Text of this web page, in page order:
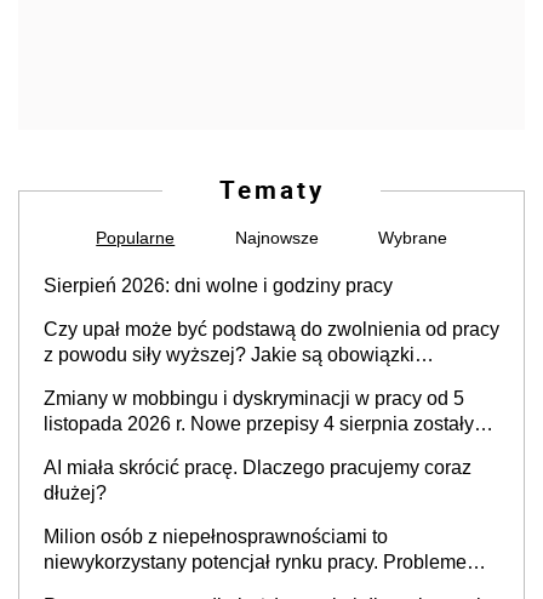
Tematy
Popularne Najnowsze Wybrane
Sierpień 2026: dni wolne i godziny pracy
Czy upał może być podstawą do zwolnienia od pracy
z powodu siły wyższej? Jakie są obowiązki
Zmiany w mobbingu i dyskryminacji w pracy od 5
listopada 2026 r. Nowe przepisy 4 sierpnia zostały
AI miała skrócić pracę. Dlaczego pracujemy coraz
dłużej?
Milion osób z niepełnosprawnościami to
niewykorzystany potencjał rynku pracy. Problemem